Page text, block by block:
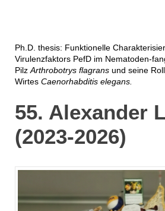
Ph.D. thesis: Funktionelle
Virulenzfaktors PefD im Nematoden-
PilzArthrobotrys flagransund seine
Wirtes Caenorhabditis elegans.
55. Alexander
(2023-2026)